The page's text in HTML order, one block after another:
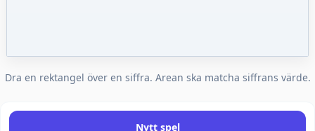
Dra en rektangel över en siffra. Arean ska matcha siffrans värde.
Nytt spel